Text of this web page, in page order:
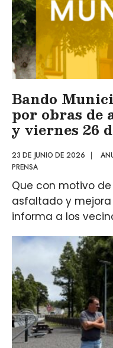
Bando
por obras de
y viernes 26
23 DE JUNIO DE 2026 |
PRENSA
Que con motivo
asfaltado y
informa a los